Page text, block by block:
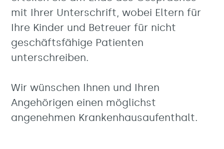
mit Ihrer Unterschrift, wobei Eltern für
Ihre Kinder und Betreuer für nicht
geschäftsfähige Patienten
unterschreiben.
Wir wünschen Ihnen und Ihren
Angehörigen einen möglichst
angenehmen Krankenhausaufenthalt.